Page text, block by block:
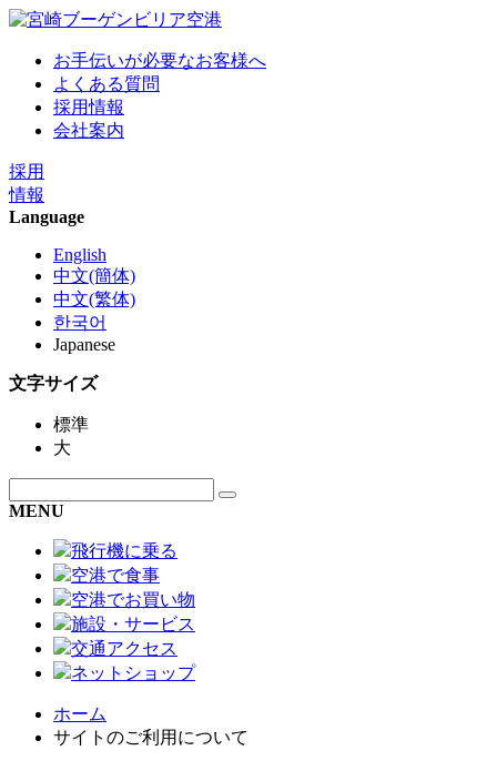
お手伝いが必要なお客様へ
よくある質問
採用情報
会社案内
採用
情報
Language
English
中文(簡体)
中文(繁体)
한국어
Japanese
文字サイズ
標準
大
MENU
飛行機に乗る
空港で食事
空港でお買い物
施設・サービス
交通アクセス
ネットショップ
ホーム
サイトのご利用について